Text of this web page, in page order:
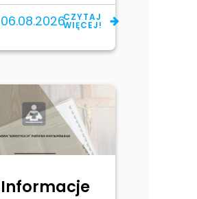
06.08.2026CZYTAJ
WIĘCEJ!
Informacje